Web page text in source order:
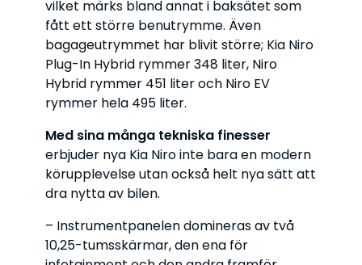
vilket märks bland annat i baksätet som
fått ett större benutrymme. Även
bagageutrymmet har blivit större; Kia Niro
Plug-In Hybrid rymmer 348 liter, Niro
Hybrid rymmer 451 liter och Niro EV
rymmer hela 495 liter.
Med sina många tekniska finesser
erbjuder nya Kia Niro inte bara en modern
körupplevelse utan också helt nya sätt att
dra nytta av bilen.
– Instrumentpanelen domineras av två
10,25-tumsskärmar, den ena för